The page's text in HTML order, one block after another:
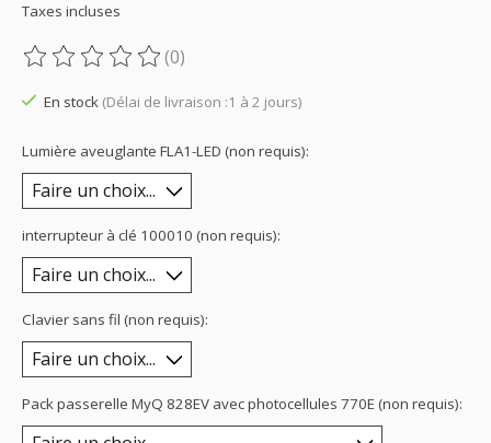
Taxes incluses
Ce produit est évalué à
(0)
En stock (Délai de livraison :1 à 2 jours)
Lumière aveuglante FLA1-LED (non requis):
interrupteur à clé 100010 (non requis):
Clavier sans fil (non requis):
Pack passerelle MyQ 828EV avec photocellules 770E (non requis):